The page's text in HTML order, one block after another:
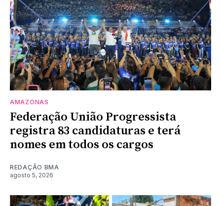
AMAZONAS
Federação União Progressista
registra 83 candidaturas e terá
nomes em todos os cargos
REDAÇÃO BMA
agosto 5, 2026